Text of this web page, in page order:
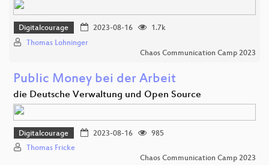
Digitalcourage 2023-08-16
1.7k
Thomas Lohninger
Chaos Communication Camp 2023
Public Money bei der Arbeit
die Deutsche Verwaltung und Open Source
Digitalcourage 2023-08-16
985
Thomas Fricke
Chaos Communication Camp 2023